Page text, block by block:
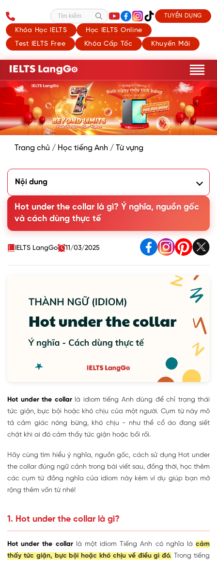
Khóa Học IELTS
Học IELTS Online
Test IELTS Free
Khóa Cấp Tốc Khuyến Mãi
Tìm kiếm TUYỂN DỤNG
Trang chủ / Học tiếng Anh / Từ vựng
Nội dung
2. Nguồn gốc của idiom Hot under the collar
3. Cách sử dụng Hot under the collar
4. Idiom hoặc cụm từ đồng nghĩa với Hot under the collar
5. Bài tập vận dụng Hot under the collar
Hot under the collar là gì? Ý nghĩa, nguồn gốc
và cách dùng thực tế
IELTS LangGo 11/03/2025
Hot under the collarlà idiom tiếng Anh dùng để chỉ trạng thái
tức giận, bực bội hoặc khó chịu của một người. Cụm từ này mô
tả cảm giác nóng bừng, khó chịu - như thể cổ áo đang siết
chặt khi ai đó cảm thấy tức giận hoặc bối rối.
Hãy cùng tìm hiểu ý nghĩa, nguồn gốc, cách sử dụng Hot under
the collar đúng ngữ cảnh trong bài viết sau, đồng thời, học thêm
các cụm từ đồng nghĩa của idiom này kèm ví dụ giúp bạn mở
rộng thêm vốn từ nhé!
1. Hot under the collar là gì?
Hot under the collarlà một idiom Tiếng Anh có nghĩa là cảm
thấy tức giận, bực bội hoặc khó chịu về điều gì đó. Trong tiếng